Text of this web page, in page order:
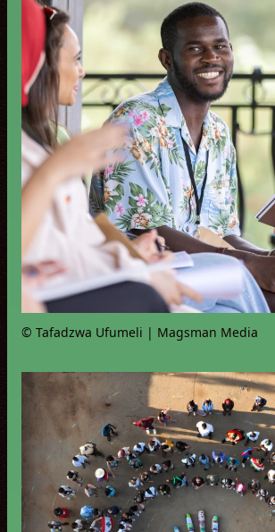
© Tafadzwa Ufumeli | Magsman Media